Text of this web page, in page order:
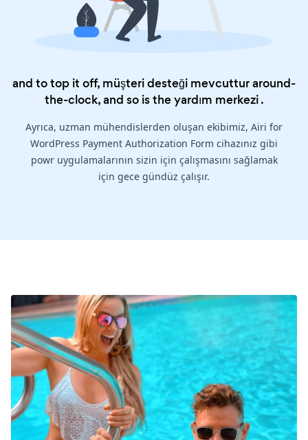
and to top it off, müşteri desteği mevcuttur around-
the-clock, and so is theyardım merkezi.
Ayrıca, uzman mühendislerden oluşan ekibimiz, Airi for
WordPress Payment Authorization Form cihazınız gibi
powr uygulamalarının sizin için çalışmasını sağlamak
için gece gündüz çalışır.